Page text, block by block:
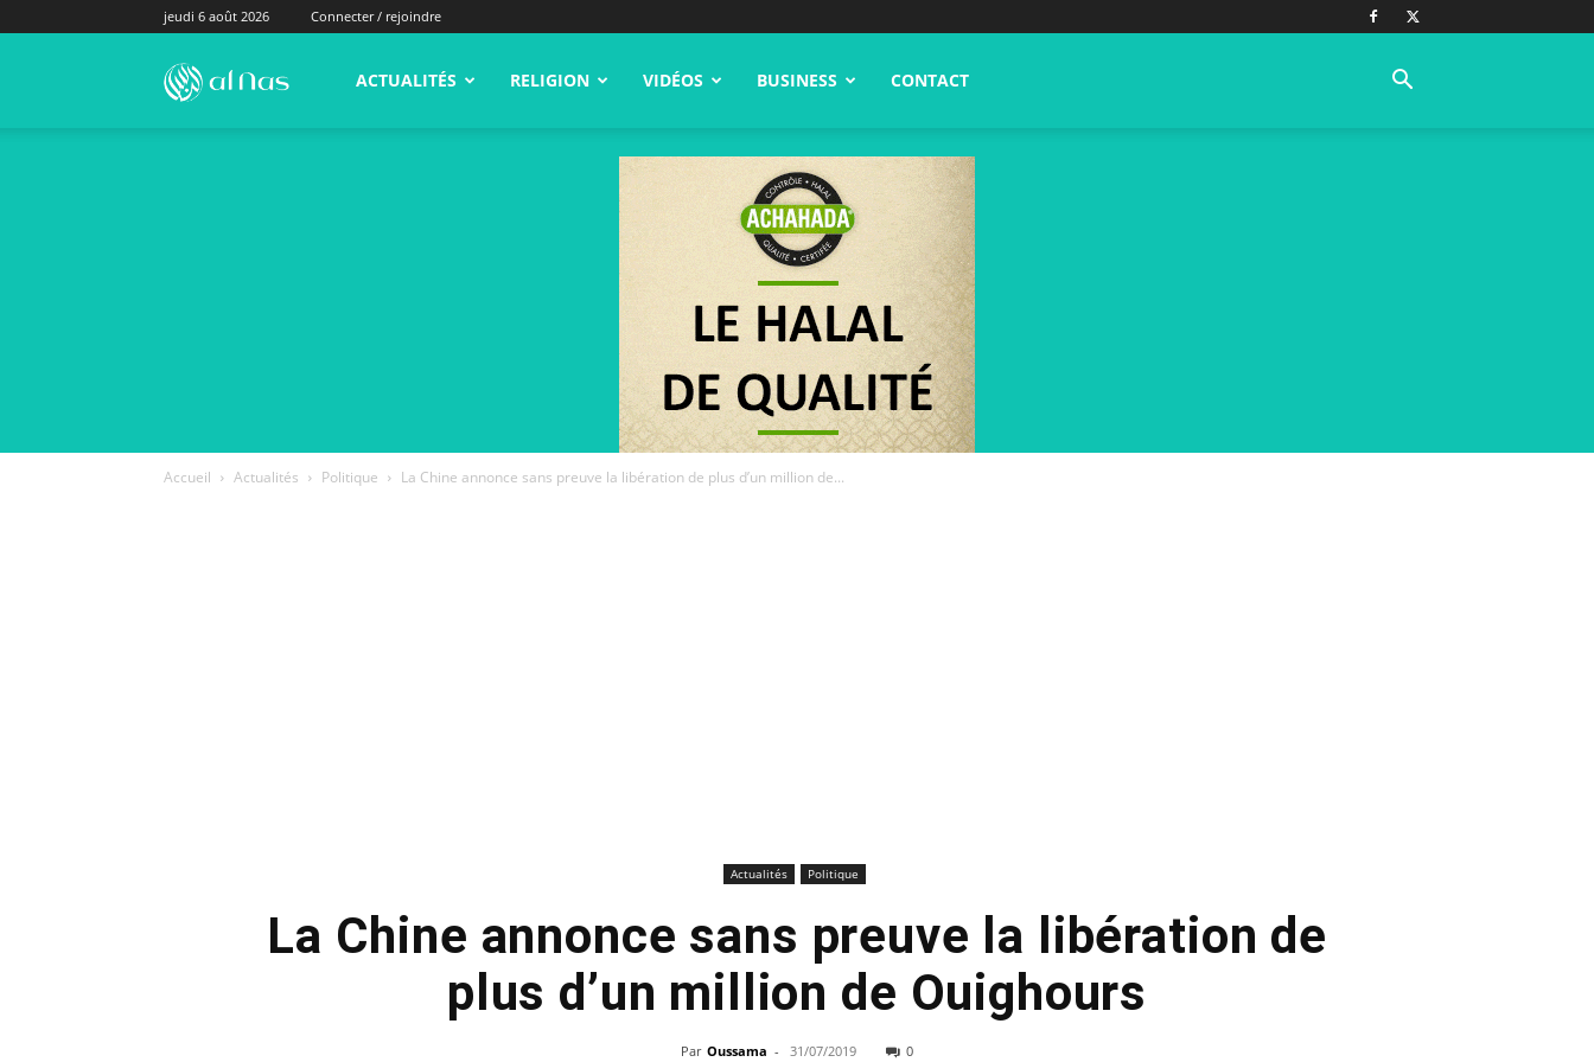
jeudi 6 août 2026 Connecter / rejoindre
alNas.fr ACTUALITÉS RELIGION VIDÉOS BUSINESS CONTACT
Accueil Actualités Politique La Chine annonce sans preuve la libération de plus d’un million de...
Actualités Politique
La Chine annonce sans preuve la libération de
plus d’un million de Ouighours
Par Oussama - 31/07/2019 0